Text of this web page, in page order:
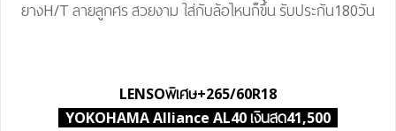
ยางH/T ลายลูกศร สวยงาม ใส่กับล้อไหนก็ขึ้น รับประกัน180วัน
LENSOพิเศษ+265/60R18
YOKOHAMA Alliance AL40 เงินสด41,500